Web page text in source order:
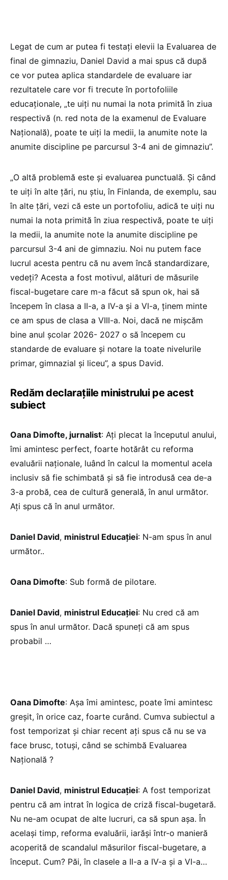
Legat de cum ar putea fi testați elevii la Evaluarea de
final de gimnaziu, Daniel David a mai spus că după
ce vor putea aplica standardele de evaluare iar
rezultatele care vor fi trecute în portofoliile
educaționale, „te uiți nu numai la nota primită în ziua
respectivă (n. red nota de la examenul de Evaluare
Națională), poate te uiți la medii, la anumite note la
anumite discipline pe parcursul 3-4 ani de gimnaziu”.
„O altă problemă este și evaluarea punctuală. Și când
te uiți în alte țări, nu știu, în Finlanda, de exemplu, sau
în alte țări, vezi că este un portofoliu, adică te uiți nu
numai la nota primită în ziua respectivă, poate te uiți
la medii, la anumite note la anumite discipline pe
parcursul 3-4 ani de gimnaziu. Noi nu putem face
lucrul acesta pentru că nu avem încă standardizare,
vedeți? Acesta a fost motivul, alături de măsurile
fiscal-bugetare care m-a făcut să spun ok, hai să
începem în clasa a II-a, a IV-a și a VI-a, ținem minte
ce am spus de clasa a VIII-a. Noi, dacă ne mișcăm
bine anul școlar 2026- 2027 o să începem cu
standarde de evaluare și notare la toate nivelurile
primar, gimnazial și liceu”, a spus David.
Redăm declarațiile ministrului pe acest
subiect
Oana Dimofte, jurnalist: Ați plecat la începutul anului,
îmi amintesc perfect, foarte hotărât cu reforma
evaluării naționale, luând în calcul la momentul acela
inclusiv să fie schimbată și să fie introdusă cea de-a
3-a probă, cea de cultură generală, în anul următor.
Ați spus că în anul următor.
Daniel David, ministrul Educației: N-am spus în anul
următor..
Oana Dimofte: Sub formă de pilotare.
Daniel David, ministrul Educației: Nu cred că am
spus în anul următor. Dacă spuneți că am spus
probabil …
Oana Dimofte: Așa îmi amintesc, poate îmi amintesc
greșit, în orice caz, foarte curând. Cumva subiectul a
fost temporizat și chiar recent ați spus că nu se va
face brusc, totuși, când se schimbă Evaluarea
Națională ?
Daniel David, ministrul Educației: A fost temporizat
pentru că am intrat în logica de criză fiscal-bugetară.
Nu ne-am ocupat de alte lucruri, ca să spun așa. În
același timp, reforma evaluării, iarăși într-o manieră
acoperită de scandalul măsurilor fiscal-bugetare, a
început. Cum? Păi, în clasele a II-a a IV-a și a VI-a…